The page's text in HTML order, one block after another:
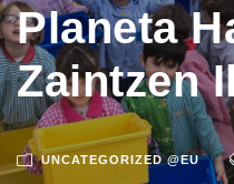
Planeta
Zaintzen
UNCATEGORIZED @EU